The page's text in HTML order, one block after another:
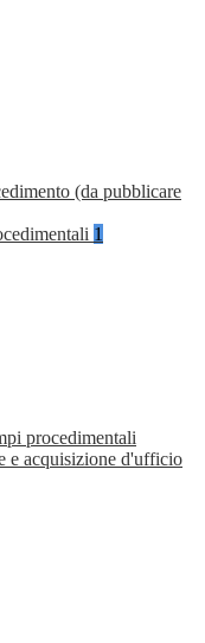
(da pubblicare
1
procedimentali
e acquisizione d'ufficio